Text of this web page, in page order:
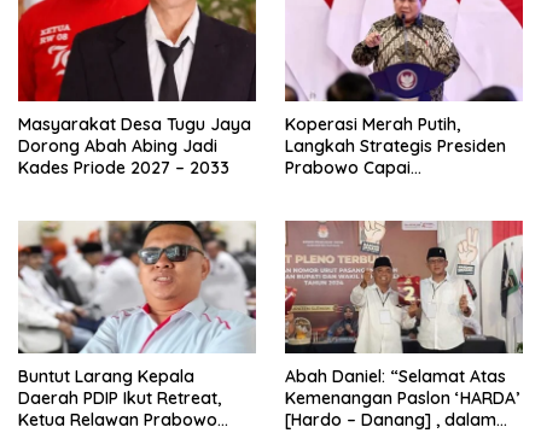
Masyarakat Desa Tugu Jaya
Dorong Abah Abing Jadi
Kades Priode 2027 – 2033
Koperasi Merah Putih,
Langkah Strategis Presiden
Prabowo Capai
Buntut Larang Kepala
Daerah PDIP Ikut Retreat,
Ketua Relawan Prabowo
Abah Daniel: “Selamat Atas
Kemenangan Paslon ‘HARDA’
[Hardo – Danang] , dalam